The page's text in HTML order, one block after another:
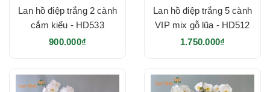
Lan hồ điệp trắng 2 cành
cắm kiểu - HD533
900.000₫
Lan hồ điệp trắng 5 cành
VIP mix gỗ lũa - HD512
1.750.000₫